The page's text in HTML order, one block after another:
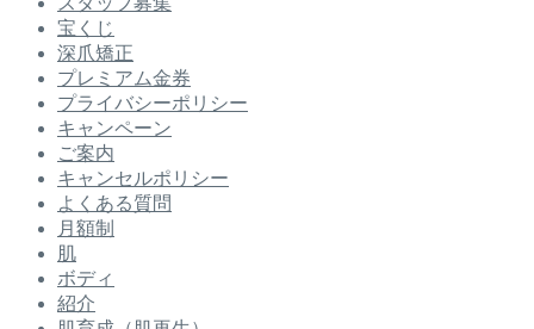
宝くじ
深爪矯正
プレミアム金券
プライバシーポリシー
キャンペーン
ご案内
キャンセルポリシー
よくある質問
月額制
肌
ボディ
紹介